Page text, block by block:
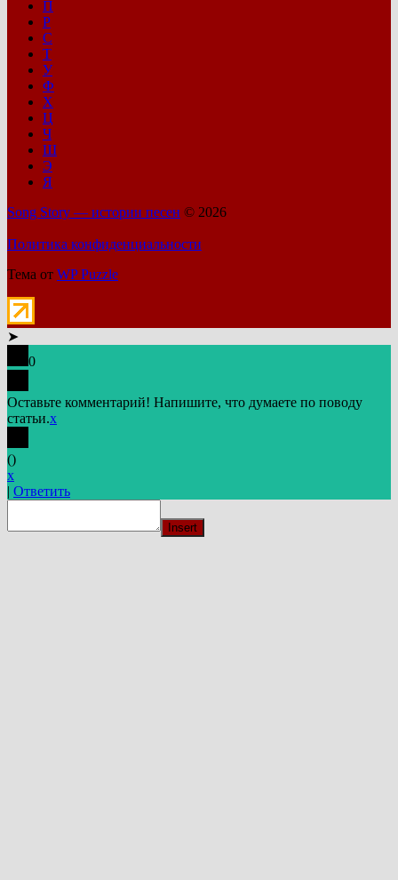
П
Р
С
Т
У
Ф
Х
Ц
Ч
Ш
Э
Я
Song Story — истории песен © 2026
Политика конфиденциальности
Тема от WP Puzzle
➤
0
Оставьте комментарий! Напишите, что думаете по поводу
статьи.x
()
x
| Ответить
Insert